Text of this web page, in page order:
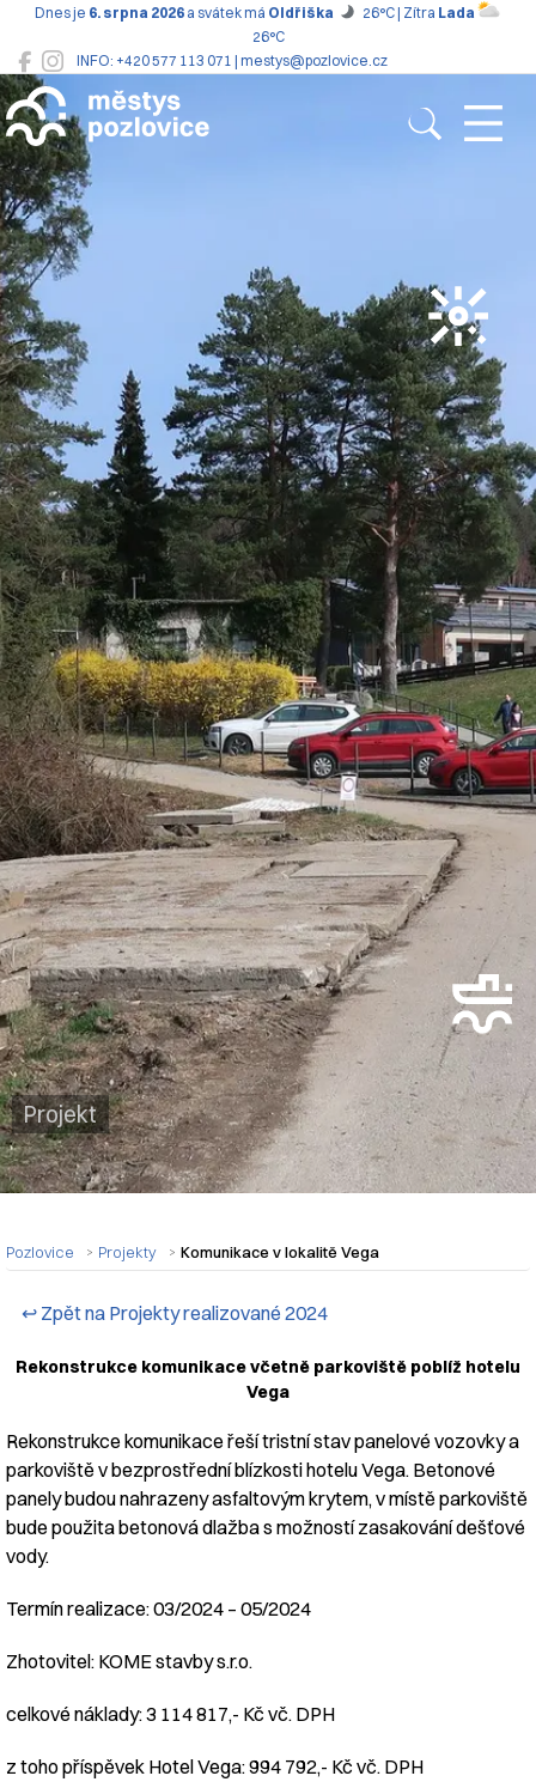
INFO: +420 577 113 071 | mestys@pozlovice.cz
Dnes je 6. srpna 2026 a svátek má Oldřiška 26°C | Zítra Lada
26°C
Pozlovice
Projekt
Pozlovice Projekty Komunikace v lokalitě Vega
↩ Zpět na Projekty realizované 2024
Rekonstrukce komunikace včetně parkoviště poblíž hotelu
Vega
Rekonstrukce komunikace řeší tristní stav panelové vozovky a
parkoviště v bezprostřední blízkosti hotelu Vega. Betonové
panely budou nahrazeny asfaltovým krytem, v místě parkoviště
bude použita betonová dlažba s možností zasakování dešťové
vody.
Termín realizace: 03/2024 – 05/2024
Zhotovitel: KOME stavby s.r.o.
celkové náklady: 3 114 817,- Kč vč. DPH
z toho příspěvek Hotel Vega: 994 792,- Kč vč. DPH